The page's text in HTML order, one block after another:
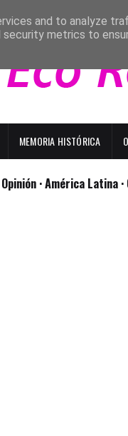
MEMORIA HISTÓRICA
Opinión · América Latina ·
and to analyze
metrics to